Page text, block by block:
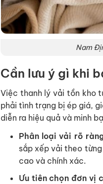
Nam
Cần lưu ý gì khi
Việc thanh lý vải tồn kho
phải tình trạng bị ép giá,
diễn ra hiệu quả và minh
Phân loại vải rõ
sắp xếp vải theo
cao và chính xác.
Ưu tiên chọn đơn vị